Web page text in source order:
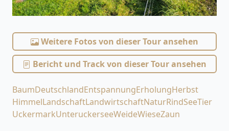
Weitere Fotos von dieser Tour ansehen
Bericht und Track von dieser Tour ansehen
BaumDeutschlandEntspannungErholungHerbst
HimmelLandschaftLandwirtschaftNaturRindSeeTier
UckermarkUnteruckerseeWeideWieseZaun